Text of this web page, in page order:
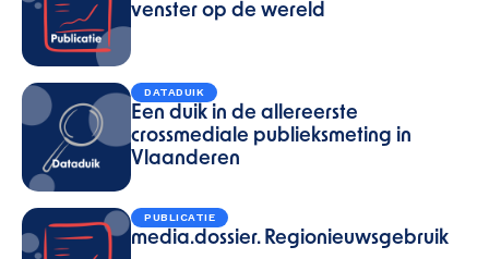
venster op de wereld
DATADUIK
Een duik in de allereerste
crossmediale publieksmeting in
Vlaanderen
PUBLICATIE
media.dossier. Regionieuwsgebruik